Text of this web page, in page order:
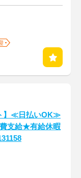
】≪日払いOK≫
支給★有給休暇